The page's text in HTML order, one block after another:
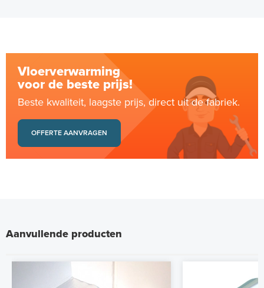
Vloerverwarming
voor de beste prijs!
Beste kwaliteit, laagste prijs, direct uit de fabriek.
OFFERTE AANVRAGEN
Aanvullende producten